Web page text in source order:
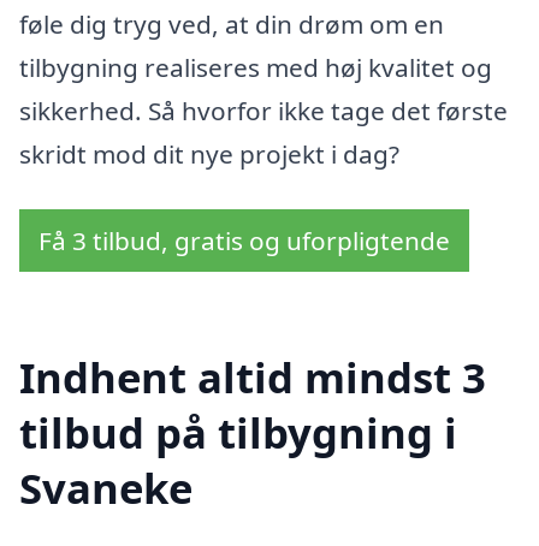
føle dig tryg ved, at din drøm om en
tilbygning realiseres med høj kvalitet og
sikkerhed. Så hvorfor ikke tage det første
skridt mod dit nye projekt i dag?
Få 3 tilbud, gratis og uforpligtende
Indhent altid mindst 3
tilbud på tilbygning i
Svaneke